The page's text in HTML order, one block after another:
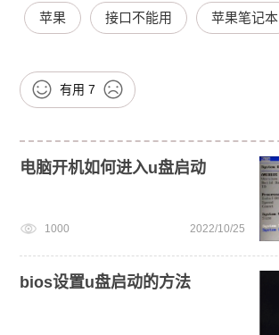
苹果 接口不能用 苹果笔记本
有用 7
电脑开机如何进入u盘启动
1000 2022/10/25
bios设置u盘启动的方法